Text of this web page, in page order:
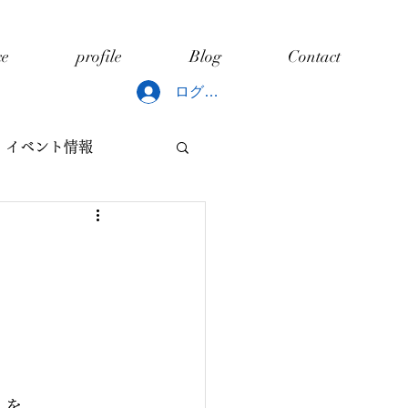
profile Blog Contact
ログイン
イベント情報